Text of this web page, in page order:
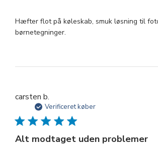
Hæfter flot på køleskab, smuk løsning til
børnetegninger.
carsten b.
Verificeret køber
Alt modtaget uden problemer